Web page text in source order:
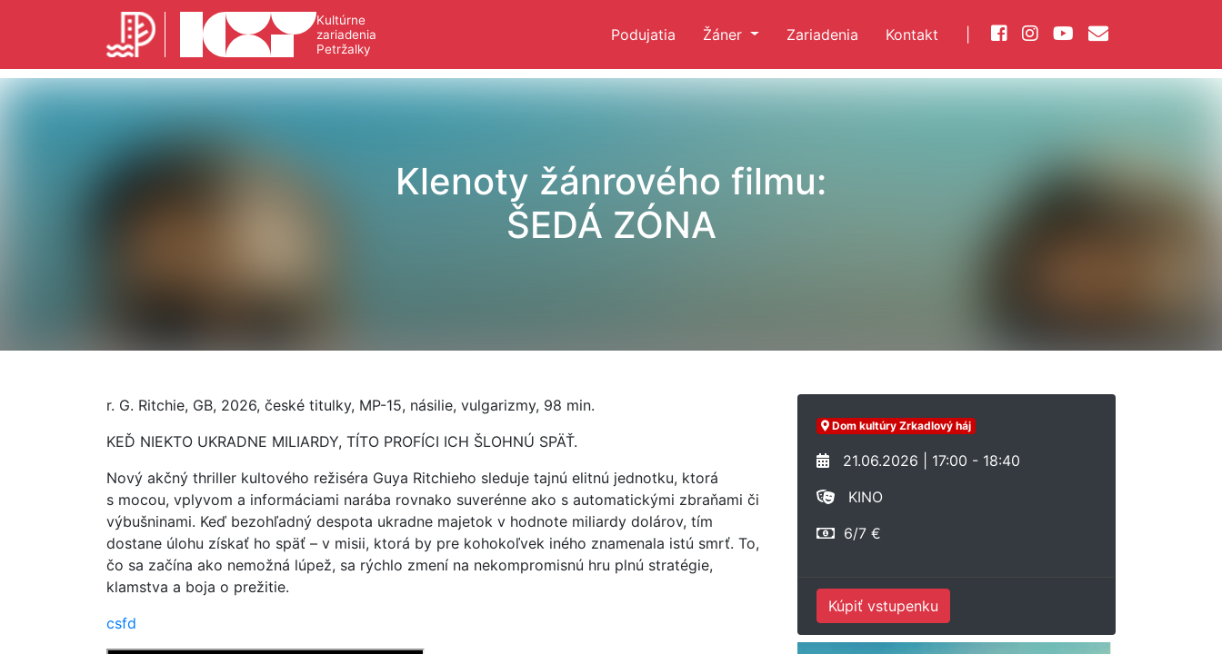
Kultúrne
zariadenia
Petržalky
Podujatia Žáner Zariadenia Kontakt
Klenoty žánrového filmu:
ŠEDÁ ZÓNA
r. G. Ritchie, GB, 2026, české titulky, MP-15, násilie, vulgarizmy, 98 min.
KEĎ NIEKTO UKRADNE MILIARDY, TÍTO PROFÍCI ICH ŠLOHNÚ SPÄŤ.
Nový akčný thriller kultového režiséra Guya Ritchieho sleduje tajnú elitnú jednotku, ktorá
s mocou, vplyvom a informáciami narába rovnako suverénne ako s automatickými zbraňami či
výbušninami. Keď bezohľadný despota ukradne majetok v hodnote miliardy dolárov, tím
dostane úlohu získať ho späť – v misii, ktorá by pre kohokoľvek iného znamenala istú smrť. To,
čo sa začína ako nemožná lúpež, sa rýchlo zmení na nekompromisnú hru plnú stratégie,
klamstva a boja o prežitie.
csfd
Dom kultúry Zrkadlový háj
21.06.2026 | 17:00 - 18:40
KINO
6/7 €
Kúpiť vstupenku